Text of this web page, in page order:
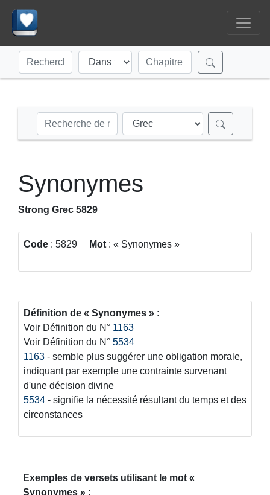
Synonymes
Strong Grec 5829
Code : 5829 Mot : Synonymes
Définition de Synonymes
:
Voir Définition du N° 1163
Voir Définition du N° 5534
1163 - semble plus suggérer une obligation morale,
indiquant par exemple une contrainte survenant
d'une décision divine
5534 - signifie la nécessité résultant du temps et des
circonstances
Exemples de versets utilisant le mot
Synonymes
: